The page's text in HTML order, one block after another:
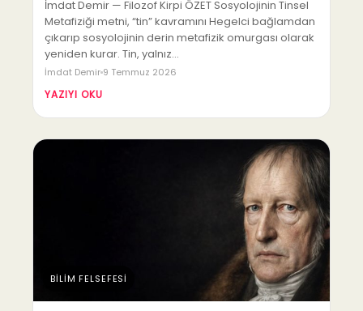
İmdat Demir — Filozof Kirpi ÖZET Sosyolojinin Tinsel
Metafiziği metni, “tin” kavramını Hegelci bağlamdan
çıkarıp sosyolojinin derin metafizik omurgası olarak
yeniden kurar. Tin, yalnız…
İmdat Demir 9 Temmuz 2026
YAZIYI OKU
BİLİM FELSEFESİ